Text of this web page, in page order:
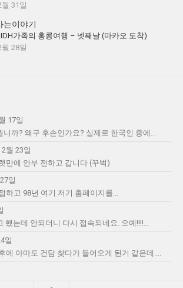
31일
는이야기
가족의 홍콩여행 – 넷째날 (마카오 도착)
28일
17일
니까? 왜구 후손인가요? 실제로 한국인 중에...
월 23일
만에 안부 전하고 갑니다 (꾸벅)
일
하고 98년 여기 저기 홈페이지를...
했는데 안되더니 다시 접속되네요. 오예!!!!...
일
에 아마도 건담 찾다가 들어오게 된거 같은데....